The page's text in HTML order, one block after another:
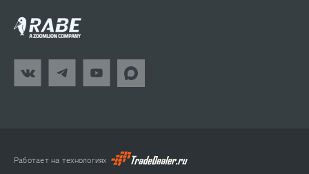
Работает на технологиях